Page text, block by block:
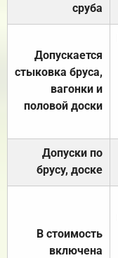
сруба
Допускается
стыковка бруса,
вагонки и
половой доски
Допуски по
брусу, доске
В стоимость
включена